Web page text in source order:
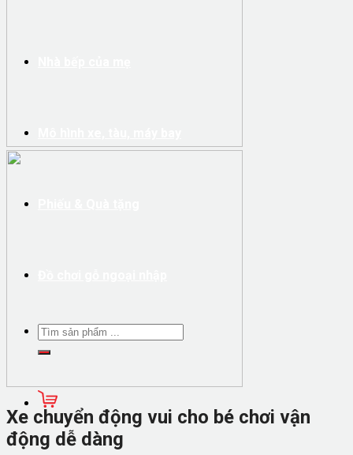
Xe chuyển động vui cho bé chơi vận
động dễ dàng